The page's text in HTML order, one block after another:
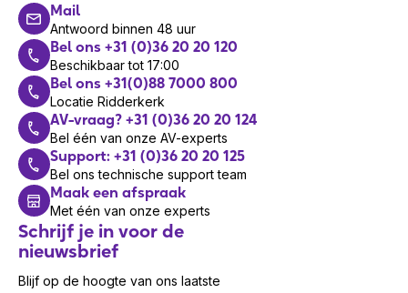
Mail
Antwoord binnen 48 uur
Bel ons +31 (0)36 20 20 120
Beschikbaar tot 17:00
Bel ons +31(0)88 7000 800
Locatie Ridderkerk
AV-vraag? +31 (0)36 20 20 124
Bel één van onze AV-experts
Support: +31 (0)36 20 20 125
Bel ons technische support team
Maak een afspraak
Met één van onze experts
Schrijf je in voor de
nieuwsbrief
Blijf op de hoogte van ons laatste